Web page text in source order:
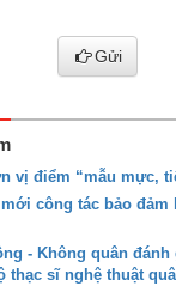
Gửi
vị điểm “mẫu mực,
công tác bảo
- Không quân
thạc sĩ nghệ thuật